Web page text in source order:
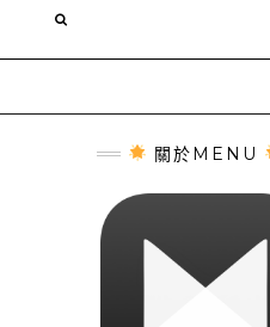
關於MENU